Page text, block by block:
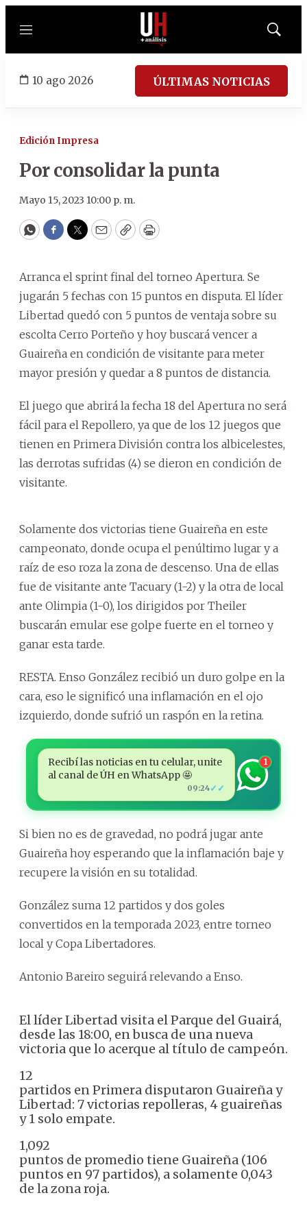
Menú
Mostrar
10 ago 2026 ÚLTIMAS NOTICIAS
Edición Impresa
Por consolidar la punta
Mayo 15, 2023 10:00 p. m.
WhatsApp
Facebook
Twitter
EmailCopyPrint
Arranca el sprint final del torneo Apertura. Se
jugarán 5 fechas con 15 puntos en disputa. El líder
Libertad quedó con 5 puntos de ventaja sobre su
escolta Cerro Porteño y hoy buscará vencer a
Guaireña en condición de visitante para meter
mayor presión y quedar a 8 puntos de distancia.
El juego que abrirá la fecha 18 del Apertura no será
fácil para el Repollero, ya que de los 12 juegos que
tienen en Primera División contra los albicelestes,
las derrotas sufridas (4) se dieron en condición de
visitante.
Solamente dos victorias tiene Guaireña en este
campeonato, donde ocupa el penúltimo lugar y a
raíz de eso roza la zona de descenso. Una de ellas
fue de visitante ante Tacuary (1-2) y la otra de local
ante Olimpia (1-0), los dirigidos por Theiler
buscarán emular ese golpe fuerte en el torneo y
ganar esta tarde.
RESTA. Enso González recibió un duro golpe en la
cara, eso le significó una inflamación en el ojo
izquierdo, donde sufrió un raspón en la retina.
Recibí las noticias en tu celular, unite
al canal de ÚH en WhatsApp 🤩
09:24✓✓
1
Si bien no es de gravedad, no podrá jugar ante
Guaireña hoy esperando que la inflamación baje y
recupere la visión en su totalidad.
González suma 12 partidos y dos goles
convertidos en la temporada 2023, entre torneo
local y Copa Libertadores.
Antonio Bareiro seguirá relevando a Enso.
El líder Libertad visita el Parque del Guairá,
desde las 18:00, en busca de una nueva
victoria que lo acerque al título de campeón.
12
partidos en Primera disputaron Guaireña y
Libertad: 7 victorias repolleras, 4 guaireñas
y 1 solo empate.
1,092
puntos de promedio tiene Guaireña (106
puntos en 97 partidos), a solamente 0,043
de la zona roja.